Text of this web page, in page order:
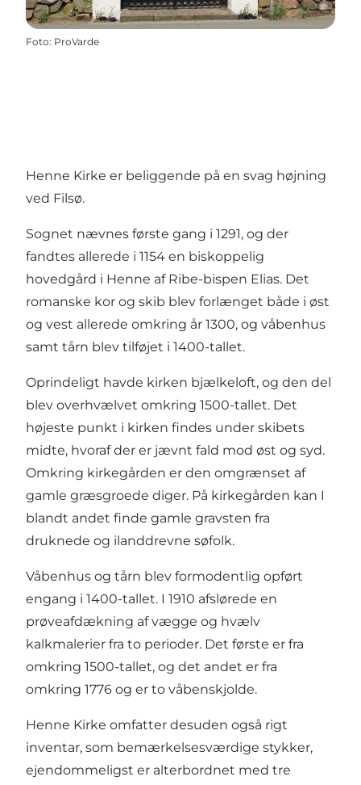
Foto: ProVarde
Henne Kirke er beliggende på en svag højning
ved Filsø.
Sognet nævnes første gang i 1291, og der
fandtes allerede i 1154 en biskoppelig
hovedgård i Henne af Ribe-bispen Elias. Det
romanske kor og skib blev forlænget både i øst
og vest allerede omkring år 1300, og våbenhus
samt tårn blev tilføjet i 1400-tallet.
Oprindeligt havde kirken bjælkeloft, og den del
blev overhvælvet omkring 1500-tallet. Det
højeste punkt i kirken findes under skibets
midte, hvoraf der er jævnt fald mod øst og syd.
Omkring kirkegården er den omgrænset af
gamle græsgroede diger. På kirkegården kan I
blandt andet finde gamle gravsten fra
druknede og ilanddrevne søfolk.
Våbenhus og tårn blev formodentlig opført
engang i 1400-tallet. I 1910 afslørede en
prøveafdækning af vægge og hvælv
kalkmalerier fra to perioder. Det første er fra
omkring 1500-tallet, og det andet er fra
omkring 1776 og er to våbenskjolde.
Henne Kirke omfatter desuden også rigt
inventar, som bemærkelsesværdige stykker,
ejendommeligst er alterbordnet med tre